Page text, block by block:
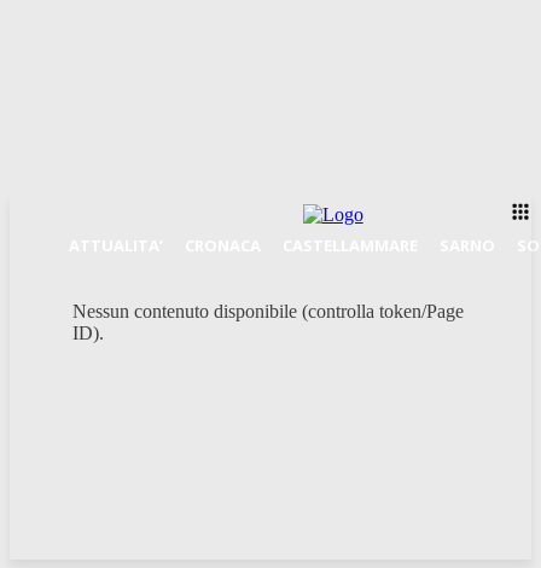
Nessun contenuto disponibile (controlla token/Page
ID).